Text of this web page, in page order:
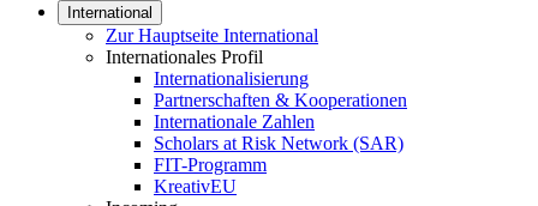
International
Zur Hauptseite International
Internationales Profil
Internationalisierung
Partnerschaften & Kooperationen
Internationale Zahlen
Scholars at Risk Network (SAR)
FIT-Programm
KreativEU